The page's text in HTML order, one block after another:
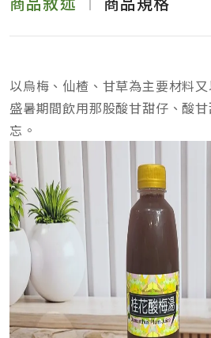
以烏梅、仙楂、甘草為主要材料
盛暑期間飲用那股酸甘甜仔、酸
忘。